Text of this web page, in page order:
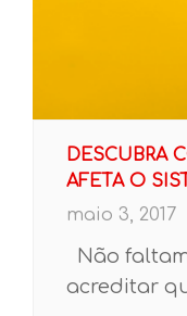
DESCUBRA
AFETA O
maio 3, 2017
Não
acreditar